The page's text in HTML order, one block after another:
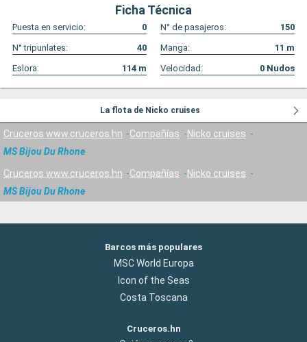
Ficha Técnica
Puesta en servicio: 0 N° de pasajeros:
150
N° tripunlates:
40 Manga: 11 m
Eslora:
114 m Velocidad: 0 Nudos
La flota de Nicko cruises
Cruceros www.cruceros.hn Compañías
Nicko cruises
MS Bijou Du Rhone
Cruceros www.cruceros.hn Compañías
Nicko cruises
MS Bijou Du Rhone
Barcos más populares
MSC World Europa
Icon of the Seas
Costa Toscana
Cruceros.hn